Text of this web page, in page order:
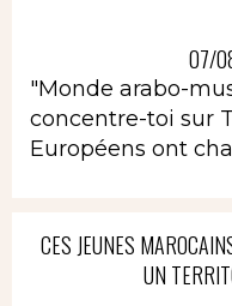
07/
"Monde arabo-
concentre-toi sur
Européens ont
CES JEUNES
UN